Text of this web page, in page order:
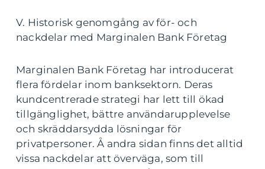
V. Historisk genomgång av för- och
nackdelar med Marginalen Bank Företag
Marginalen Bank Företag har introducerat
flera fördelar inom banksektorn. Deras
kundcentrerade strategi har lett till ökad
tillgänglighet, bättre användarupplevelse
och skräddarsydda lösningar för
privatpersoner. Å andra sidan finns det alltid
vissa nackdelar att överväga, som till